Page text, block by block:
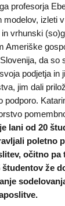
profesorja
modelov, izleti
vrhunski
Ameriške
da so
podjetja in
jim dali
podporo.
lani od 20
poletno
očitno pa
študentov že